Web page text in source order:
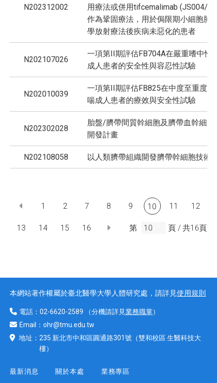
N202312002
用療法或併用tifcemalimab (JS004/
作為鞏固療法，用於侷限期小細胞肺
學放射療法後疾病未惡化的患者
N202107026
一項第II期評估FB704A在嚴重嗜中性
成人患者的安全性與容忍性試驗
N202010039
一項第II期評估FB825在中度至重度
喘成人患者的療效與安全性試驗
N202302028
胎盤/臍帶間質幹細胞及臍帶血幹細胞
開發計畫
N202108058 以人類臍帶組織開發臍帶幹細胞技術
1 2 7 8 9 10 11 12
13 14 15 16 第 頁 / 共16頁
本網站著作權屬於臺北醫學大學人體研究處，請詳見使用規則
電話： 02-6620-2589 （分機請詳見業務職掌）
Email： ohr@tmu.edu.tw
地址： 235 新北市中和區圓通路301號 （雙和校區 生醫科技大
樓）
最新消息 關於本處
業務專區